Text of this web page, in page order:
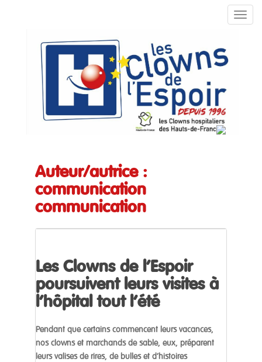
Auteur/autrice :
communication
communication
Les Clowns de l’Espoir
poursuivent leurs visites à
l’hôpital tout l’été
Pendant que certains commencent leurs vacances,
nos clowns et marchands de sable, eux, préparent
leurs valises de rires, de bulles et d’histoires